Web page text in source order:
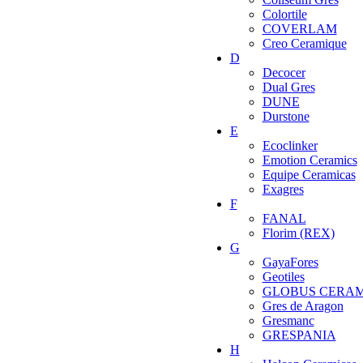
Colortile
COVERLAM
Creo Ceramique
D
Decocer
Dual Gres
DUNE
Durstone
E
Ecoclinker
Emotion Ceramics
Equipe Ceramicas
Exagres
F
FANAL
Florim (REX)
G
GayaFores
Geotiles
GLOBUS
Gres de Aragon
Gresmanc
GRESPANIA
H